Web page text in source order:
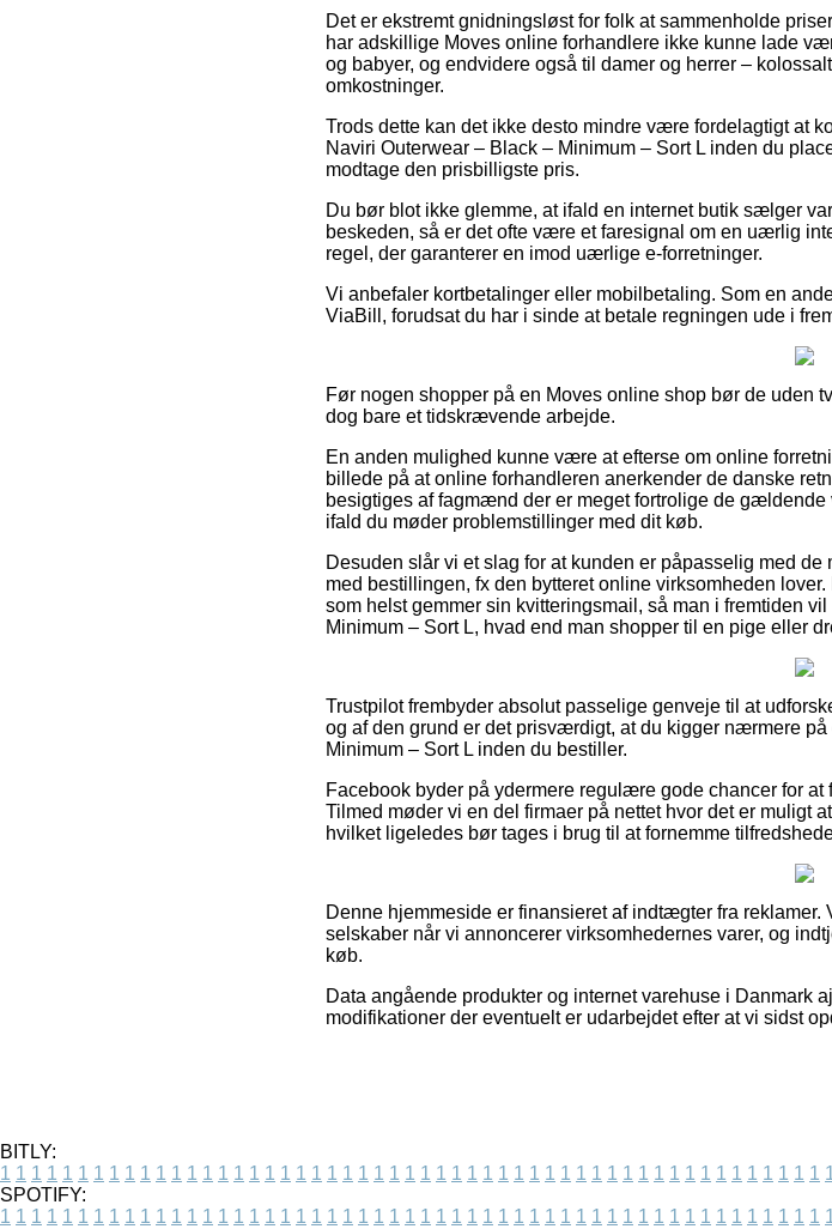
Det er ekstremt gnidningsløst for folk at sammenholde
har adskillige Moves online forhandlere ikke kunne lade
og babyer, og endvidere også til damer og herrer –
omkostninger.
Trods dette kan det ikke desto mindre være fordelagtigt at
Naviri Outerwear – Black – Minimum – Sort L inden du
modtage den prisbilligste pris.
Du bør blot ikke glemme, at ifald en internet butik sælger
beskeden, så er det ofte være et faresignal om en uærlig
regel, der garanterer en imod uærlige e-forretninger.
Vi anbefaler kortbetalinger eller mobilbetaling. Som en
ViaBill, forudsat du har i sinde at betale regningen ude i
Før nogen shopper på en Moves online shop bør de uden
dog bare et tidskrævende arbejde.
En anden mulighed kunne være at efterse om online
billede på at online forhandleren anerkender de danske
besigtiges af fagmænd der er meget fortrolige de
ifald du møder problemstillinger med dit køb.
Desuden slår vi et slag for at kunden er påpasselig med
med bestillingen, fx den bytteret online virksomheden
som helst gemmer sin kvitteringsmail, så man i fremtiden
Minimum – Sort L, hvad end man shopper til en pige eller
Trustpilot frembyder absolut passelige genveje til at
og af den grund er det prisværdigt, at du kigger nærmere
Minimum – Sort L inden du bestiller.
Facebook byder på ydermere regulære gode chancer for
Tilmed møder vi en del firmaer på nettet hvor det er muligt
hvilket ligeledes bør tages i brug til at fornemme
Denne hjemmeside er finansieret af indtægter fra
selskaber når vi annoncerer virksomhedernes varer, og
køb.
Data angående produkter og internet varehuse i Danmark
modifikationer der eventuelt er udarbejdet efter at vi sidst
BITLY:
1 1 1 1 1 1 1 1 1 1 1 1 1 1 1 1 1 1 1 1 1 1 1 1 1 1 1 1 1 1 1 1 1 1 1 1 1 1 1 1 1 1 1 1 1 1 1 1 1 1 1 1 1
SPOTIFY:
1 1 1 1 1 1 1 1 1 1 1 1 1 1 1 1 1 1 1 1 1 1 1 1 1 1 1 1 1 1 1 1 1 1 1 1 1 1 1 1 1 1 1 1 1 1 1 1 1 1 1 1 1